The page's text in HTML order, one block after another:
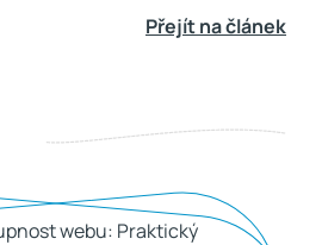
Přejít na článek